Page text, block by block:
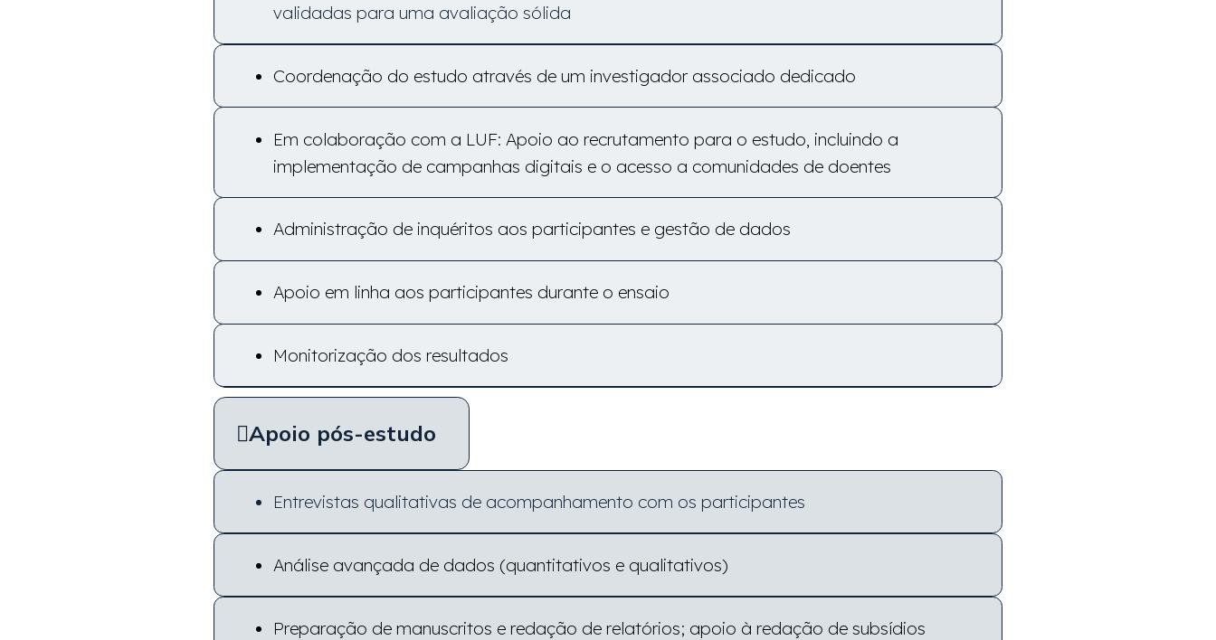
validadas para uma avaliação sólida
Coordenação do estudo através de um investigador associado dedicado
Em colaboração com a LUF: Apoio ao recrutamento para o estudo, incluindo a
implementação de campanhas digitais e o acesso a comunidades de doentes
Administração de inquéritos aos participantes e gestão de dados
Apoio em linha aos participantes durante o ensaio
Monitorização dos resultados
Apoio pós-estudo
Entrevistas qualitativas de acompanhamento com os participantes
Análise avançada de dados (quantitativos e qualitativos)
Preparação de manuscritos e redação de relatórios; apoio à redação de subsídios